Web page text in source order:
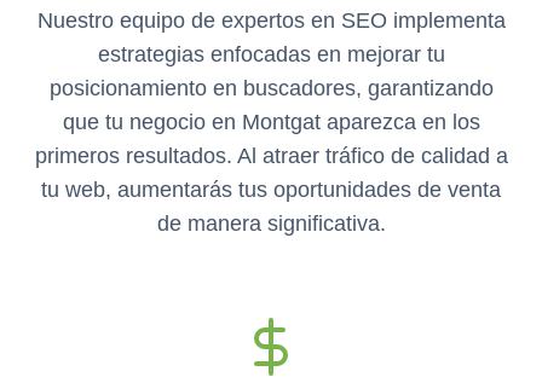
Nuestro equipo de expertos en SEO implementa
estrategias enfocadas en mejorar tu
posicionamiento en buscadores, garantizando
que tu negocio en Montgat aparezca en los
primeros resultados. Al atraer tráfico de calidad a
tu web, aumentarás tus oportunidades de venta
de manera significativa.